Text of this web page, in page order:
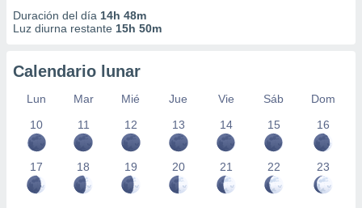
Duración del día 14h 48m
Luz diurna restante 15h 50m
Calendario lunar
Lun Mar Mié Jue Vie Sáb
Dom
10
11 12 13 14 15 16
17 18 19 20 21 22 23